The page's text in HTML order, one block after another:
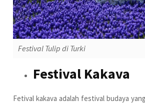
Festival Tulip di Turki
Festival Kakava
Fetival kakava adalah festival budaya